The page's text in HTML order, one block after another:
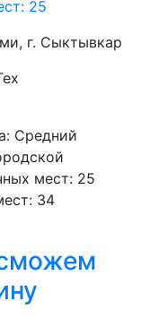
25
г. Сыктывкар
Средний
мест: 25
34